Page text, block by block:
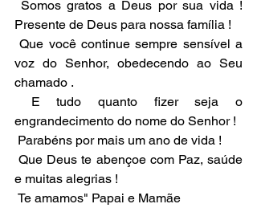
Presente de Deus para nossa família !
Que você continue sempre sensível a
voz do Senhor, obedecendo ao Seu
chamado .
engrandecimento do nome do Senhor !
Parabéns por mais um ano de vida !
Que Deus te abençoe com Paz, saúde
e muitas alegrias !
Te amamos" Papai e Mamãe